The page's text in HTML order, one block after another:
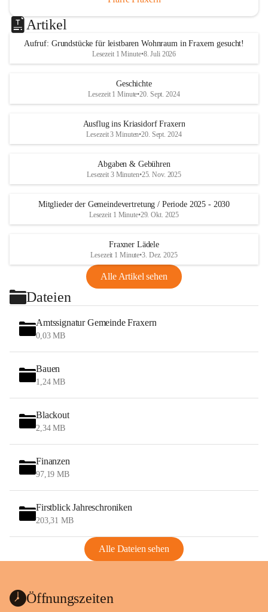
Artikel
Aufruf: Grundstücke für leistbaren Wohnraum in Fraxern gesucht!
Lesezeit 1 Minute•8. Juli 2026
Geschichte
Lesezeit 1 Minute•20. Sept. 2024
Ausflug ins Kriasidorf Fraxern
Lesezeit 3 Minuten•20. Sept. 2024
Abgaben & Gebühren
Lesezeit 3 Minuten•25. Nov. 2025
Mitglieder der Gemeindevertretung / Periode 2025 - 2030
Lesezeit 1 Minute•29. Okt. 2025
Fraxner Lädele
Lesezeit 1 Minute•3. Dez. 2025
Alle Artikel sehen
Dateien
Amtssignatur Gemeinde Fraxern
0,03 MB
Bauen
1,24 MB
Blackout
2,34 MB
Finanzen
97,19 MB
Firstblick Jahreschroniken
203,31 MB
Alle Dateien sehen
Öffnungszeiten